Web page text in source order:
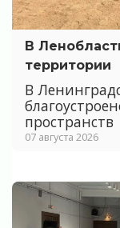
В
территории
В
пространств
07 августа 2026